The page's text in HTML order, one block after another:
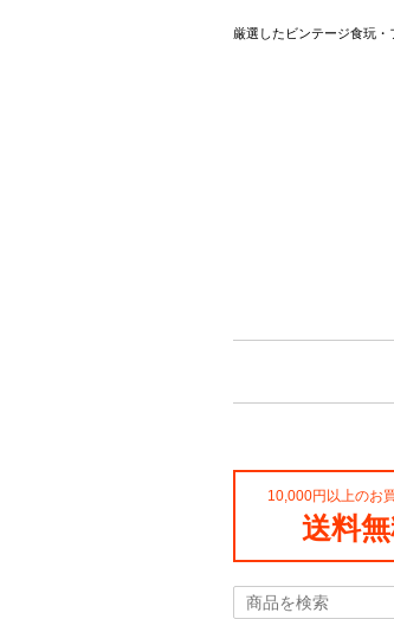
厳選したビンテージ食玩・
10,000円以上のお
送料